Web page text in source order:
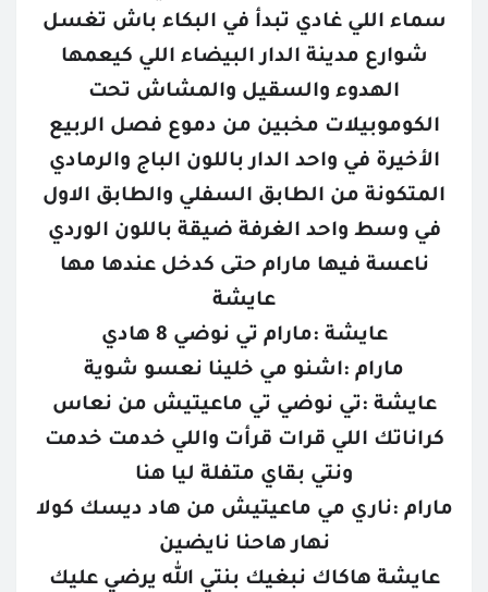
سماء اللي غادي تبدأ في البكاء باش تغسل
شوارع مدينة الدار البيضاء اللي كيعمها
الهدوء والسقيل والمشاش تحت
الكوموبيلات مخبين من دموع فصل الربيع
الأخيرة في واحد الدار باللون الباج والرمادي
المتكونة من الطابق السفلي والطابق الاول
في وسط واحد الغرفة ضيقة باللون الوردي
ناعسة فيها مارام حتى كدخل عندها مها
عايشة
عايشة :مارام تي نوضي 8 هادي
مارام :اشنو مي خلينا نعسو شوية
عايشة :تي نوضي تي ماعيتيش من نعاس
كراناتك اللي قرات قرأت واللي خدمت خدمت
ونتي بقاي متفلة ليا هنا
مارام :ناري مي ماعيتيش من هاد ديسك كولا
نهار هاحنا نايضين
عايشة هاكاك نبغيك بنتي الله يرضي عليك